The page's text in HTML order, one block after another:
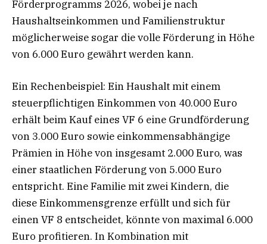
Förderprogramms 2026, wobei je nach
Haushaltseinkommen und Familienstruktur
möglicherweise sogar die volle Förderung in Höhe
von 6.000 Euro gewährt werden kann.
Ein Rechenbeispiel: Ein Haushalt mit einem
steuerpflichtigen Einkommen von 40.000 Euro
erhält beim Kauf eines VF 6 eine Grundförderung
von 3.000 Euro sowie einkommensabhängige
Prämien in Höhe von insgesamt 2.000 Euro, was
einer staatlichen Förderung von 5.000 Euro
entspricht. Eine Familie mit zwei Kindern, die
diese Einkommensgrenze erfüllt und sich für
einen VF 8 entscheidet, könnte von maximal 6.000
Euro profitieren. In Kombination mit